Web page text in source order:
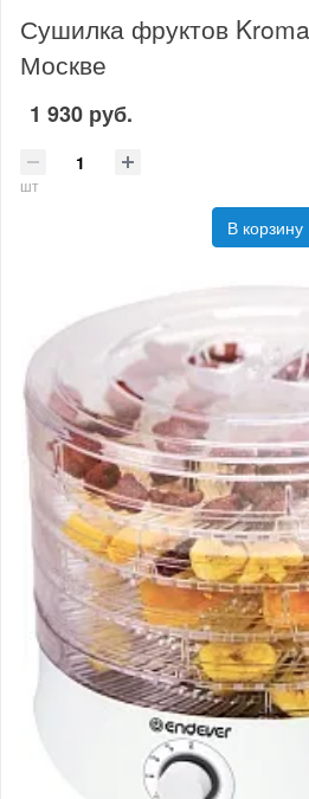
Сушилка фруктов
Москве
1 930 руб.
шт
В корзину